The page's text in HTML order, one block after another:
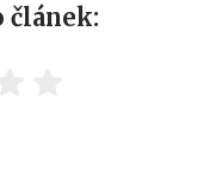
článek: